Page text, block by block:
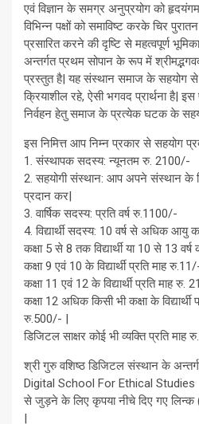
एवं विज्ञान के समग्र अनुप्रयोग को
विभिन्न पक्षों को समाविष्ट करके चिर
प्रसारित करने की दृष्टि से महत्वपूर्ण
अन्तर्गत प्रथम सोपान के रूप में
प्रस्तुत है| यह संस्थान समाज के सहयोग से
क्रियाशील रहे, ऐसी भगवद प्रार्थना है|
निर्वहन हेतु समाज के प्रत्येक घटक के
इस निमित्त आप निम्न प्रकार से सहयोग
1. संस्थापक सदस्य: न्यूनतम रु. 2100/-
2. सहयोगी संस्थान: आप अपने संस्थान के
प्रदान कर|
3. वार्षिक सदस्य: प्रति वर्ष रु.1100/-
4. विद्यार्थी सदस्य: 10 वर्ष से अधिक आयु
कक्षा 5 से 8 तक विद्यार्थी या 10 से 13
कक्षा 9 एवं 10 के विद्यार्थी प्रति माह
कक्षा 11 एवं 12 के विद्यार्थी प्रति माह रु.
कक्षा 12 अधिक किसी भी कक्षा के विद्यार्थी
रु.500/- |
डिजिटल साक्षर कोई भी व्यक्ति प्रति माह
श्री गुरु वशिष्ठ डिजिटल संस्थान के
Digital School For Ethical Studies
से जुड़ने के लिए कृपया नीचे दिए गए